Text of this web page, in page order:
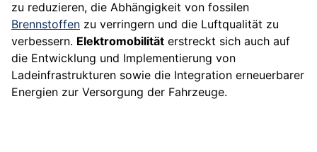
zu reduzieren, die Abhängigkeit von fossilen
Brennstoffen zu verringern und die Luftqualität zu
verbessern. Elektromobilität erstreckt sich auch auf
die Entwicklung und Implementierung von
Ladeinfrastrukturen sowie die Integration erneuerbarer
Energien zur Versorgung der Fahrzeuge.